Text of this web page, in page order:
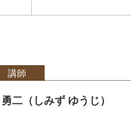
講師
二（しみず ゆうじ）